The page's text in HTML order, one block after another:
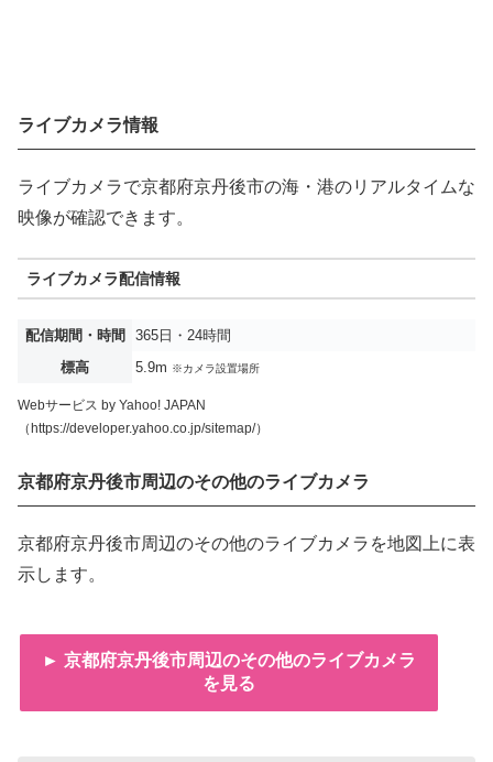
ライブカメラ情報
ライブカメラで京都府京丹後市の海・港のリアルタイムな
映像が確認できます。
ライブカメラ配信情報
配信期間・時間
365日・24時間
標高
5.9m ※カメラ設置場所
Webサービス by Yahoo! JAPAN
（https://developer.yahoo.co.jp/sitemap/）
京都府京丹後市周辺のその他のライブカメラ
京都府京丹後市周辺のその他のライブカメラを地図上に表
示します。
► 京都府京丹後市周辺のその他のライブカメラ
を見る